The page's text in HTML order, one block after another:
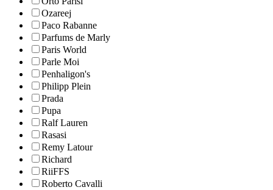
Ozareej
Paco Rabanne
Parfums de Marly
Paris World
Parle Moi
Penhaligon's
Philipp Plein
Prada
Pupa
Ralf Lauren
Rasasi
Remy Latour
Richard
RiiFFS
Roberto Cavalli